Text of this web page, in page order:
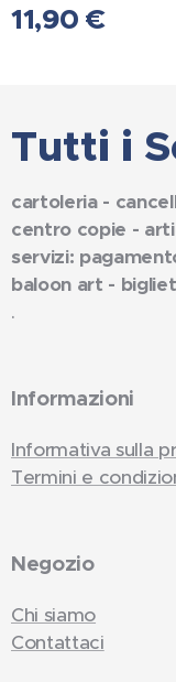
11,90 €
Tutti i
cartoleria -
centro copie -
servizi:
baloon art -
.
Informazioni
Informativa sulla
Termini e
Negozio
Chi siamo
Contattaci